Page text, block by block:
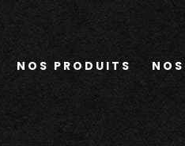
NOS PRODUITS